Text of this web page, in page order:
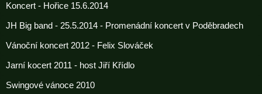
Koncert - Hořice 15.6.2014
JH Big band - 25.5.2014 - Promenádní koncert v Poděbradech
Vánoční koncert 2012 - Felix Slováček
Jarní kocert 2011 - host Jiří Křídlo
Swingové vánoce 2010